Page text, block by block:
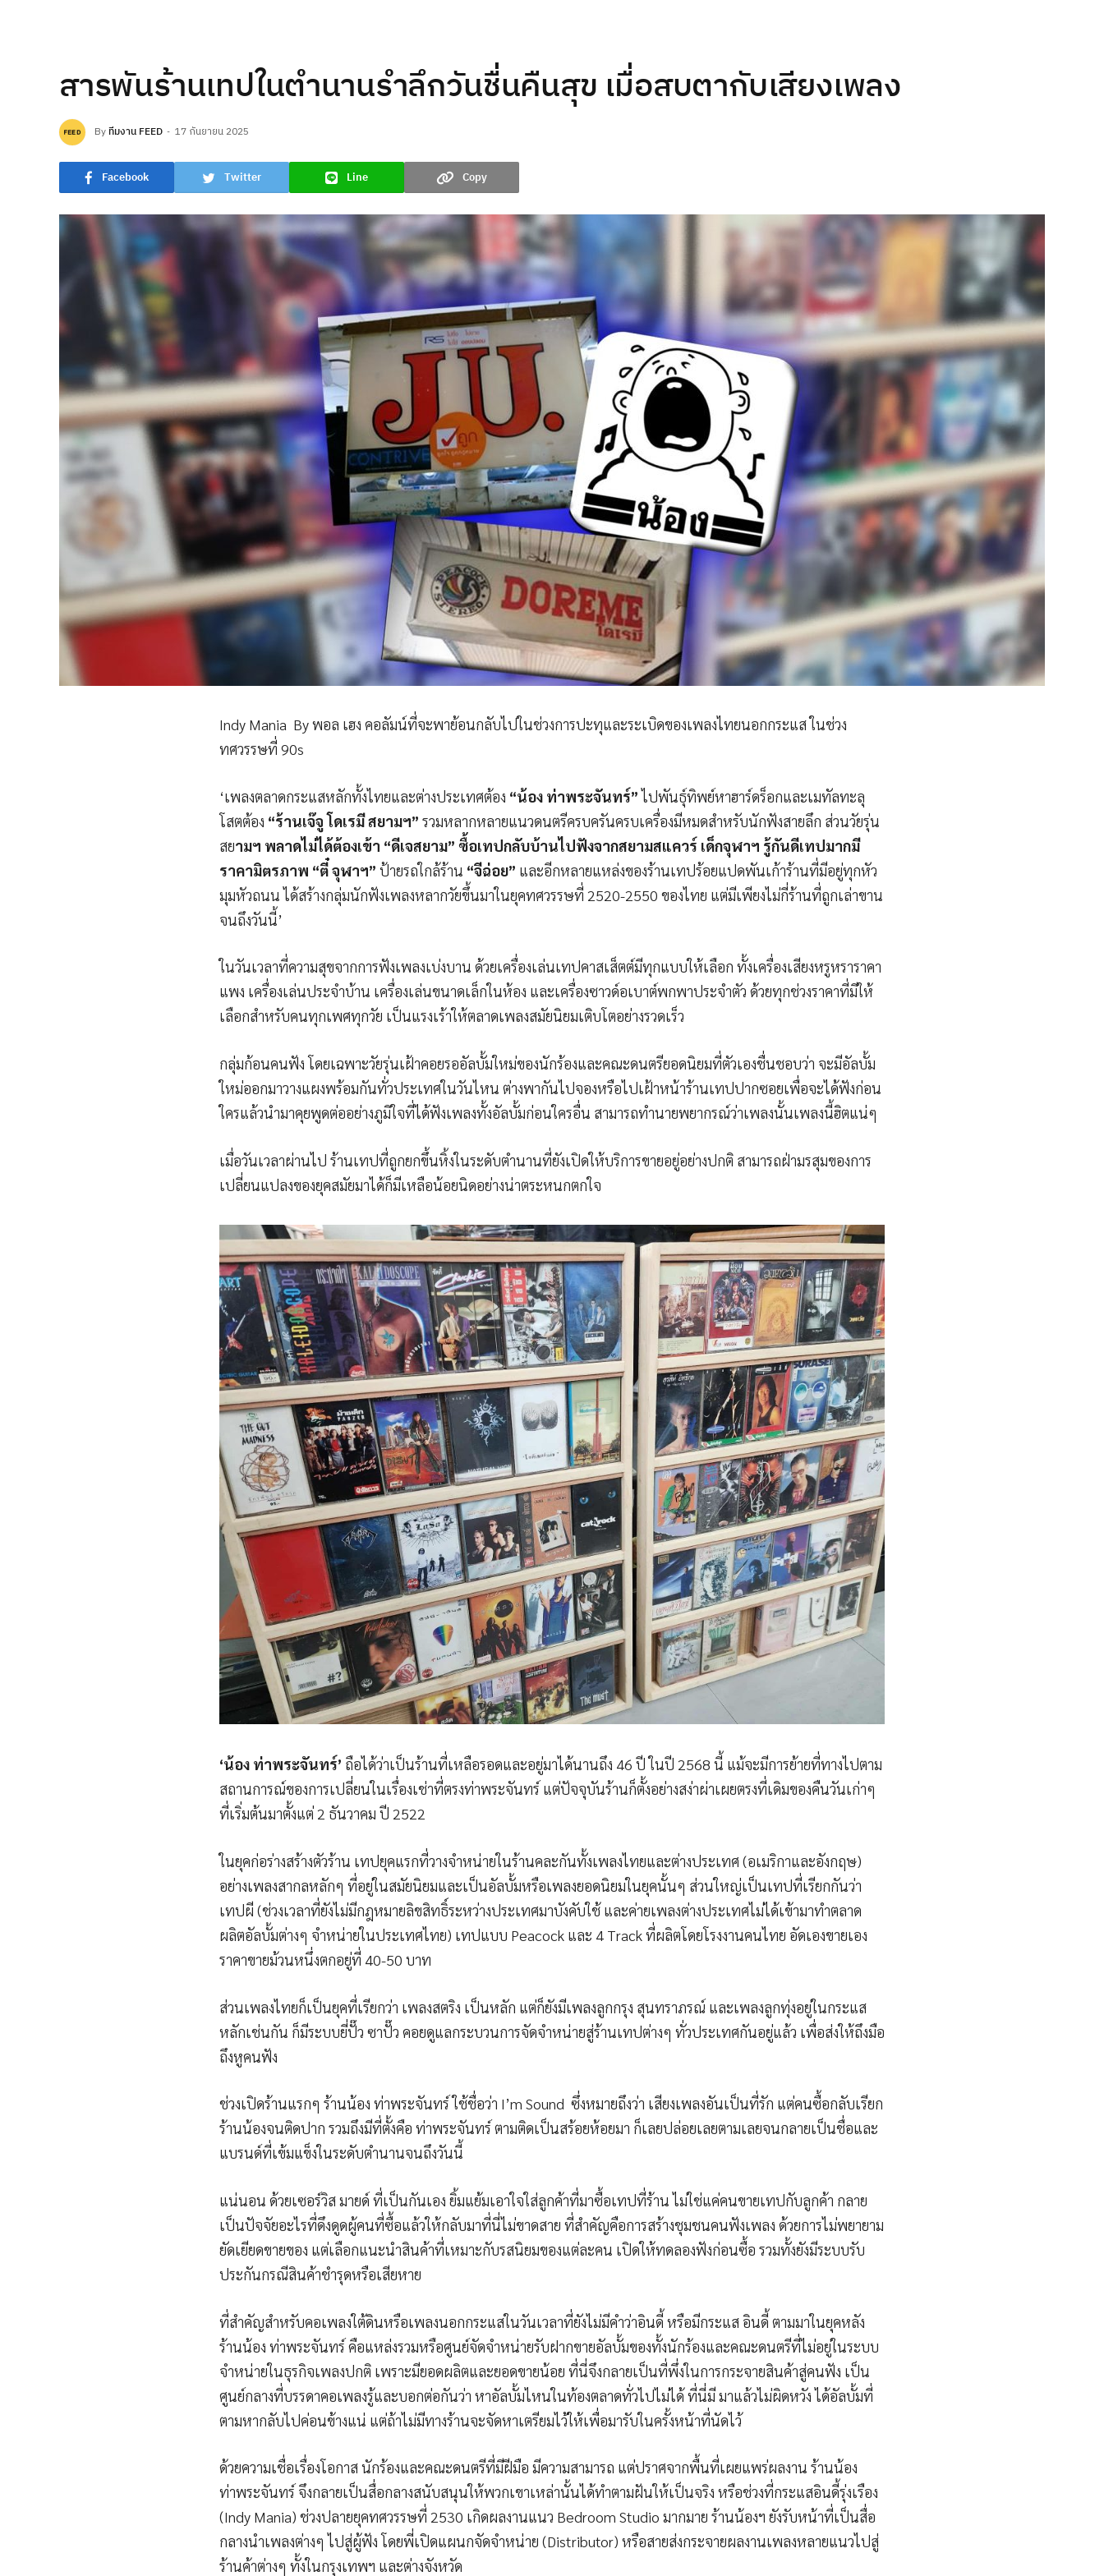
สารพันร้านเทปในตำนานรำลึกวันชื่นคืนสุข เมื่อสบตากับเสียงเพลง
Byทีมงาน FEED 17 กันยายน 2025
Facebook Twitter Line Copy
Indy Mania By พอล เฮง คอลัมน์ที่จะพาย้อนกลับไปในช่วงการปะทุและระเบิดของเพลงไทยนอกกระแส ในช่วง
ทศวรรษที่ 90s
‘เพลงตลาดกระแสหลักทั้งไทยและต่างประเทศต้อง “น้อง ท่าพระจันทร์”ไปพันธุ์ทิพย์หาฮาร์ดร็อกและเมทัลทะลุ
โสตต้อง “ร้านเจ๊จู โดเรมี สยามฯ” รวมหลากหลายแนวดนตรีครบครันครบเครื่องมีหมดสำหรับนักฟังสายลึก ส่วนวัยรุ่น
สยามฯ พลาดไม่ได้ต้องเข้า “ดีเจสยาม” ซื้อเทปกลับบ้านไปฟังจากสยามสแควร์ เด็กจุฬาฯ รู้กันดีเทปมากมี
ราคามิตรภาพ “ตี๋ จุฬาฯ” ป้ายรถใกล้ร้าน “จีฉ่อย” และอีกหลายแหล่งของร้านเทปร้อยแปดพันเก้าร้านที่มีอยู่ทุกหัว
มุมหัวถนน ได้สร้างกลุ่มนักฟังเพลงหลากวัยขึ้นมาในยุคทศวรรษที่ 2520-2550 ของไทย แต่มีเพียงไม่กี่ร้านที่ถูกเล่าขาน
จนถึงวันนี้’
ในวันเวลาที่ความสุขจากการฟังเพลงเบ่งบาน ด้วยเครื่องเล่นเทปคาสเส็ตต์มีทุกแบบให้เลือก ทั้งเครื่องเสียงหรูหราราคา
แพง เครื่องเล่นประจำบ้าน เครื่องเล่นขนาดเล็กในห้อง และเครื่องซาวด์อเบาต์พกพาประจำตัว ด้วยทุกช่วงราคาที่มีให้
เลือกสำหรับคนทุกเพศทุกวัย เป็นแรงเร้าให้ตลาดเพลงสมัยนิยมเติบโตอย่างรวดเร็ว
กลุ่มก้อนคนฟัง โดยเฉพาะวัยรุ่นเฝ้าคอยรออัลบั้มใหม่ของนักร้องและคณะดนตรียอดนิยมที่ตัวเองชื่นชอบว่า จะมีอัลบั้ม
ใหม่ออกมาวางแผงพร้อมกันทั่วประเทศในวันไหน ต่างพากันไปจองหรือไปเฝ้าหน้าร้านเทปปากซอยเพื่อจะได้ฟังก่อน
ใครแล้วนำมาคุยพูดต่ออย่างภูมิใจที่ได้ฟังเพลงทั้งอัลบั้มก่อนใครอื่น สามารถทำนายพยากรณ์ว่าเพลงนั้นเพลงนี้ฮิตแน่ๆ
เมื่อวันเวลาผ่านไป ร้านเทปที่ถูกยกขึ้นหิ้งในระดับตำนานที่ยังเปิดให้บริการขายอยู่อย่างปกติ สามารถฝ่ามรสุมของการ
เปลี่ยนแปลงของยุคสมัยมาได้ก็มีเหลือน้อยนิดอย่างน่าตระหนกตกใจ
‘น้อง ท่าพระจันทร์’ ถือได้ว่าเป็นร้านที่เหลือรอดและอยู่มาได้นานถึง 46 ปี ในปี 2568 นี้ แม้จะมีการย้ายที่ทางไปตาม
สถานการณ์ของการเปลี่ยนในเรื่องเช่าที่ตรงท่าพระจันทร์ แต่ปัจจุบันร้านก็ตั้งอย่างสง่าผ่าเผยตรงที่เดิมของคืนวันเก่าๆ
ที่เริ่มต้นมาตั้งแต่ 2 ธันวาคม ปี 2522
ในยุคก่อร่างสร้างตัวร้าน เทปยุคแรกที่วางจำหน่ายในร้านคละกันทั้งเพลงไทยและต่างประเทศ (อเมริกาและอังกฤษ)
อย่างเพลงสากลหลักๆ ที่อยู่ในสมัยนิยมและเป็นอัลบั้มหรือเพลงยอดนิยมในยุคนั้นๆ ส่วนใหญ่เป็นเทปที่เรียกกันว่า
เทปผี (ช่วงเวลาที่ยังไม่มีกฎหมายลิขสิทธิ์ระหว่างประเทศมาบังคับใช้ และค่ายเพลงต่างประเทศไม่ได้เข้ามาทำตลาด
ผลิตอัลบั้มต่างๆ จำหน่ายในประเทศไทย) เทปแบบ Peacock และ 4 Track ที่ผลิตโดยโรงงานคนไทย อัดเองขายเอง
ราคาขายม้วนหนึ่งตกอยู่ที่ 40-50 บาท
ส่วนเพลงไทยก็เป็นยุคที่เรียกว่า เพลงสตริง เป็นหลัก แต่ก็ยังมีเพลงลูกกรุง สุนทราภรณ์ และเพลงลูกทุ่งอยู่ในกระแส
หลักเช่นกัน ก็มีระบบยี่ปั๊ว ซาปั๊ว คอยดูแลกระบวนการจัดจำหน่ายสู่ร้านเทปต่างๆ ทั่วประเทศกันอยู่แล้ว เพื่อส่งให้ถึงมือ
ถึงหูคนฟัง
ช่วงเปิดร้านแรกๆ ร้านน้อง ท่าพระจันทร์ ใช้ชื่อว่า I’m Sound ซึ่งหมายถึงว่า เสียงเพลงอันเป็นที่รัก แต่คนซื้อกลับเรียก
ร้านน้องจนติดปาก รวมถึงมีที่ตั้งคือ ท่าพระจันทร์ ตามติดเป็นสร้อยห้อยมา ก็เลยปล่อยเลยตามเลยจนกลายเป็นชื่อและ
แบรนด์ที่เข้มแข็งในระดับตำนานจนถึงวันนี้
แน่นอน ด้วยเซอร์วิส มายด์ ที่เป็นกันเอง ยิ้มแย้มเอาใจใส่ลูกค้าที่มาซื้อเทปที่ร้าน ไม่ใช่แค่คนขายเทปกับลูกค้า กลาย
เป็นปัจจัยอะไรที่ดึงดูดผู้คนที่ซื้อแล้วให้กลับมาที่นี่ไม่ขาดสาย ที่สำคัญคือการสร้างชุมชนคนฟังเพลง ด้วยการไม่พยายาม
ยัดเยียดขายของ แต่เลือกแนะนำสินค้าที่เหมาะกับรสนิยมของแต่ละคน เปิดให้ทดลองฟังก่อนซื้อ รวมทั้งยังมีระบบรับ
ประกันกรณีสินค้าชำรุดหรือเสียหาย
ที่สำคัญสำหรับคอเพลงใต้ดินหรือเพลงนอกกระแสในวันเวลาที่ยังไม่มีคำว่าอินดี้ หรือมีกระแส อินดี้ ตามมาในยุคหลัง
ร้านน้อง ท่าพระจันทร์ คือแหล่งรวมหรือศูนย์จัดจำหน่ายรับฝากขายอัลบั้มของทั้งนักร้องและคณะดนตรีที่ไม่อยู่ในระบบ
จำหน่ายในธุรกิจเพลงปกติ เพราะมียอดผลิตและยอดขายน้อย ที่นี่จึงกลายเป็นที่พึ่งในการกระจายสินค้าสู่คนฟัง เป็น
ศูนย์กลางที่บรรดาคอเพลงรู้และบอกต่อกันว่า หาอัลบั้มไหนในท้องตลาดทั่วไปไม่ได้ ที่นี่มี มาแล้วไม่ผิดหวัง ได้อัลบั้มที่
ตามหากลับไปค่อนข้างแน่ แต่ถ้าไม่มีทางร้านจะจัดหาเตรียมไว้ให้เพื่อมารับในครั้งหน้าที่นัดไว้
ด้วยความเชื่อเรื่องโอกาส นักร้องและคณะดนตรีที่มีฝีมือ มีความสามารถ แต่ปราศจากพื้นที่เผยแพร่ผลงาน ร้านน้อง
ท่าพระจันทร์ จึงกลายเป็นสื่อกลางสนับสนุนให้พวกเขาเหล่านั้นได้ทำตามฝันให้เป็นจริง หรือช่วงที่กระแสอินดี้รุ่งเรือง
(Indy Mania) ช่วงปลายยุคทศวรรษที่ 2530 เกิดผลงานแนว Bedroom Studio มากมาย ร้านน้องฯ ยังรับหน้าที่เป็นสื่อ
กลางนำเพลงต่างๆ ไปสู่ผู้ฟัง โดยพี่เปิดแผนกจัดจำหน่าย (Distributor) หรือสายส่งกระจายผลงานเพลงหลายแนวไปสู่
ร้านค้าต่างๆ ทั้งในกรุงเทพฯ และต่างจังหวัด